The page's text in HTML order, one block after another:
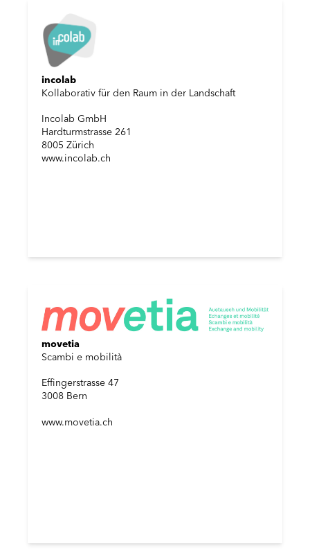
incolab
Kollaborativ für den Raum in der Landschaft
Incolab GmbH
Hardturmstrasse 261
8005 Zürich
www.incolab.ch
movetia
Scambi e mobilità
Effingerstrasse 47
3008 Bern
www.movetia.ch